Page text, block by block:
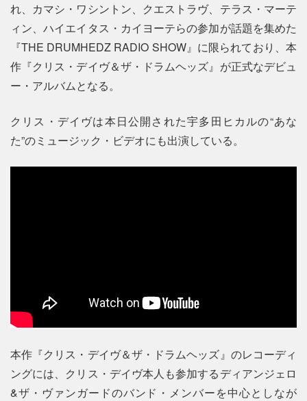
れ、カマシ・ワシントン、クエストラヴ、テラス・マーテ
ィン、ハイエイタス・カイヨーテらの参加が話題を集めた
『THE DRUMHEDZ RADIO SHOW』に限られており、本
作『クリス・デイヴ＆ザ・ドラムヘッズ』が正式なデビュ
ー・アルバムとなる。
クリス・デイヴは本日公開された宇多田ヒカルの“あな
た”のミュージック・ビデオにも出演している。
本作『クリス・デイヴ＆ザ・ドラムヘッズ』のレコーディ
ングには、クリス・デイヴ本人も参加するディアンジェロ
&ザ・ヴァンガードのバンド・メンバーを中心としなが